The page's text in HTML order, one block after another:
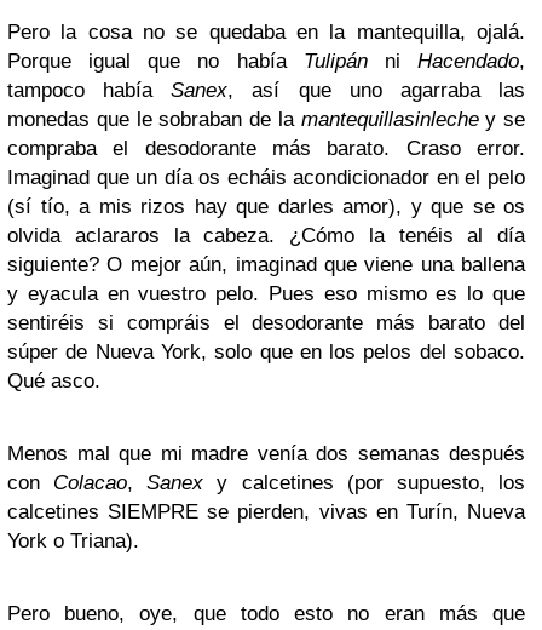
Pero la cosa no se quedaba en la mantequilla, ojalá.
Porque igual que no había TulipánniHacendado,
tampoco habíaSanex, así que uno agarraba las
monedas que le sobraban de la mantequillasinlechey se
compraba el desodorante más barato. Craso error.
Imaginad que un día os echáis acondicionador en el pelo
(sí tío, a mis rizos hay que darles amor), y que se os
olvida aclararos la cabeza. ¿Cómo la tenéis al día
siguiente? O mejor aún, imaginad que viene una ballena
y eyacula en vuestro pelo. Pues eso mismo es lo que
sentiréis si compráis el desodorante más barato del
súper de Nueva York, solo que en los pelos del sobaco.
Qué asco.
Menos mal que mi madre venía dos semanas después
con Colacao,Sanex y calcetines (por supuesto, los
calcetines SIEMPRE se pierden, vivas en Turín, Nueva
York o Triana).
Pero bueno, oye, que todo esto no eran más que